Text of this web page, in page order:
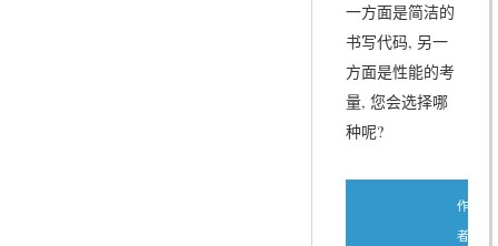
一方面是简洁的
书写代码, 另一
方面是性能的考
量, 您会选择哪
种呢?
作
者：